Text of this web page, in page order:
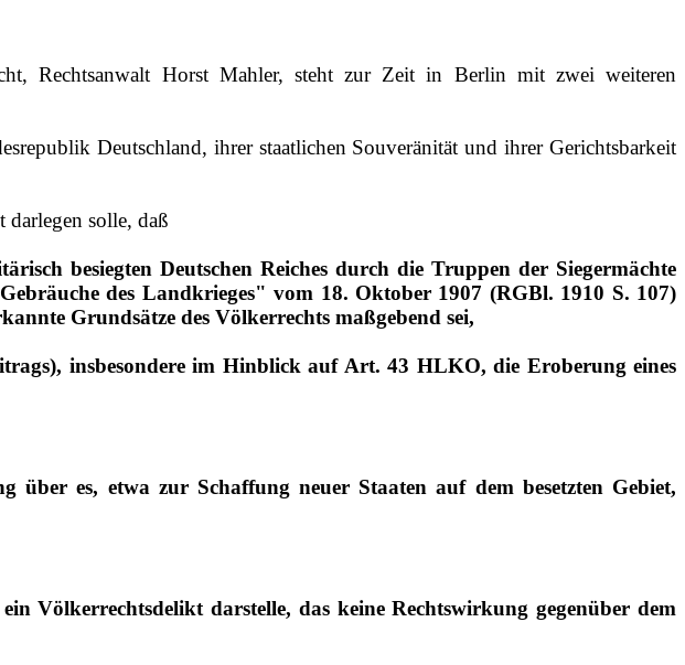
Rechtsanwalt Horst Mahler, steht zur Zeit in Berlin mit zwei weiteren
Deutschland, ihrer staatlichen Souveränität und ihrer Gerichtsbarkeit
darlegen solle, daß
besiegten Deutschen Reiches durch die Truppen der Siegermächte
des Landkrieges" vom 18. Oktober 1907 (RGBl. 1910 S. 107)
Grundsätze des Völkerrechts maßgebend sei,
insbesondere im Hinblick auf Art. 43 HLKO, die Eroberung eines
über es, etwa zur Schaffung neuer Staaten auf dem besetzten Gebiet,
Völkerrechtsdelikt darstelle, das keine Rechtswirkung gegenüber dem